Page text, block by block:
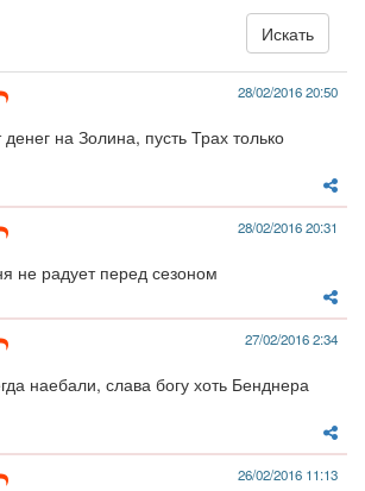
28/02/2016 20:50
на Золина, пусть Трах только
28/02/2016 20:31
не радует перед сезоном
27/02/2016 2:34
наебали, слава богу хоть Бенднера
26/02/2016 11:13